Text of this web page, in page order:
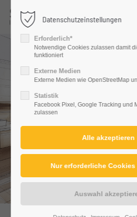
Login
Benutzername
Passwort
Anmelden
Lost your password?
Datenschutzeinstellungen
Erforderlich*
Notwendige Cookies zulassen damit
funktioniert
Externe Medien
Externe Medien wie OpenStreetMap
Statistik
Facebook Pixel, Google Tracking und
zulassen